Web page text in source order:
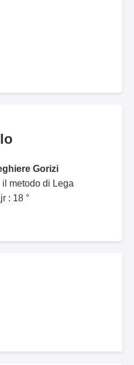
Gorizi
metodo di Lega
: 18 °